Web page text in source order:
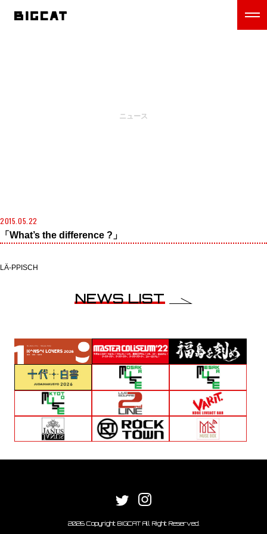
ニュース
2015.05.22
「What’s the difference ?」
LÄ-PPISCH
NEWS LIST
2026 Copyright BIGCAT All Right Reserved.